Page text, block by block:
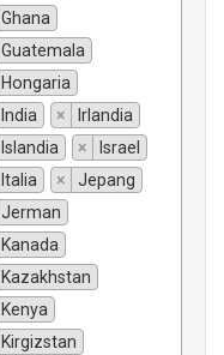
Ghana
Guatemala
Hongaria
India ×
Irlandia
Islandia ×
Israel
Italia ×
Jepang
Jerman
Kanada
Kazakhstan
Kenya
Kirgizstan